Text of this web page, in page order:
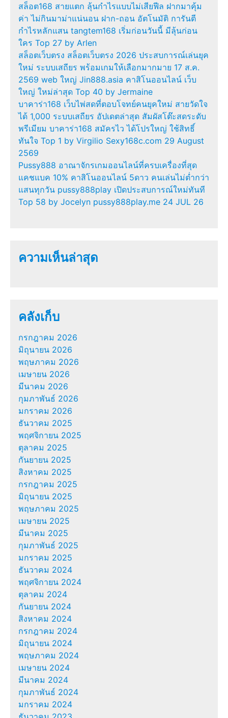
สล็อต168 สายแตก ลุ้นกำไรแบบไม่เสียฟีล ฝากมาคุ้ม
ค่า ไม่กินมาม่าแน่นอน ฝาก-ถอน อัตโนมัติ การันตี
กำไรหลักแสน tangtem168 เริ่มก่อนวันนี้ มีลุ้นก่อน
ใคร Top 27 by Arlen
สล็อตเว็บตรง สล็อตเว็บตรง 2026 ประสบการณ์เล่นยุค
ใหม่ ระบบเสถียร พร้อมเกมให้เลือกมากมาย 17 ส.ค.
2569 web ใหญ่ Jin888.asia คาสิโนออนไลน์ เว็บ
ใหญ่ ใหม่ล่าสุด Top 40 by Jermaine
บาคาร่า168 เว็บไพ่สดที่ตอบโจทย์คนยุคใหม่ สายวัดใจ
ได้ 1,000 ระบบเสถียร อัปเดตล่าสุด สัมผัสโต๊ะสดระดับ
พรีเมียม บาคาร่า168 สมัครไว ได้โปรใหญ่ ใช้สิทธิ์
ทันใจ Top 1 by Virgilio Sexy168c.com 29 August
2569
Pussy888 อาณาจักรเกมออนไลน์ที่ครบเครื่องที่สุด
แคชแบค 10% คาสิโนออนไลน์ 5ดาว คนเล่นไม่ต่ำกว่า
แสนทุกวัน pussy888play เปิดประสบการณ์ใหม่ทันที
Top 58 by Jocelyn pussy888play.me 24 JUL 26
ความเห็นล่าสุด
คลังเก็บ
กรกฎาคม 2026
มิถุนายน 2026
พฤษภาคม 2026
เมษายน 2026
มีนาคม 2026
กุมภาพันธ์ 2026
มกราคม 2026
ธันวาคม 2025
พฤศจิกายน 2025
ตุลาคม 2025
กันยายน 2025
สิงหาคม 2025
กรกฎาคม 2025
มิถุนายน 2025
พฤษภาคม 2025
เมษายน 2025
มีนาคม 2025
กุมภาพันธ์ 2025
มกราคม 2025
ธันวาคม 2024
พฤศจิกายน 2024
ตุลาคม 2024
กันยายน 2024
สิงหาคม 2024
กรกฎาคม 2024
มิถุนายน 2024
พฤษภาคม 2024
เมษายน 2024
มีนาคม 2024
กุมภาพันธ์ 2024
มกราคม 2024